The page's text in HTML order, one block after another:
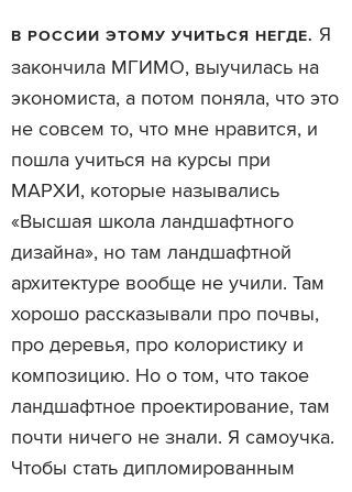
В РОССИИ ЭТОМУ УЧИТЬСЯ НЕГДЕ. Я
закончила МГИМО, выучилась на
экономиста, а потом поняла, что это
не совсем то, что мне нравится, и
пошла учиться на курсы при
МАРХИ, которые назывались
«Высшая школа ландшафтного
дизайна», но там ландшафтной
архитектуре вообще не учили. Там
хорошо рассказывали про почвы,
про деревья, про колористику и
композицию. Но о том, что такое
ландшафтное проектирование, там
почти ничего не знали. Я самоучка.
Чтобы стать дипломированным